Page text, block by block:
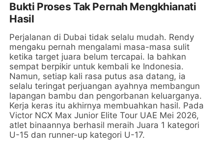
Bukti Proses Tak Pernah Mengkhianati
Hasil
Perjalanan di Dubai tidak selalu mudah. Rendy
mengaku pernah mengalami masa-masa sulit
ketika target juara belum tercapai. Ia bahkan
sempat berpikir untuk kembali ke Indonesia.
Namun, setiap kali rasa putus asa datang, ia
selalu teringat perjuangan ayahnya membangun
lapangan bambu dan pengorbanan keluarganya.
Kerja keras itu akhirnya membuahkan hasil. Pada
Victor NCX Max Junior Elite Tour UAE Mei 2026,
atlet binaannya berhasil meraih Juara 1 kategori
U-15 dan runner-up kategori U-17.